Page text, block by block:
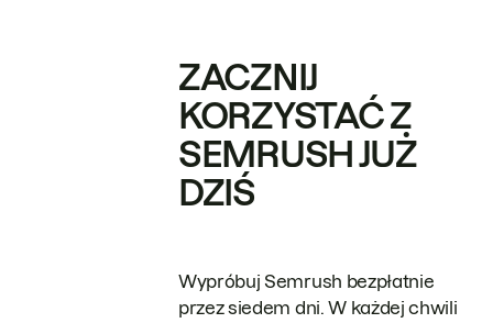
ZACZNIJ
KORZYSTAĆ Z
SEMRUSH JUŻ
DZIŚ
Wypróbuj Semrush bezpłatnie
przez siedem dni. W każdej chwili